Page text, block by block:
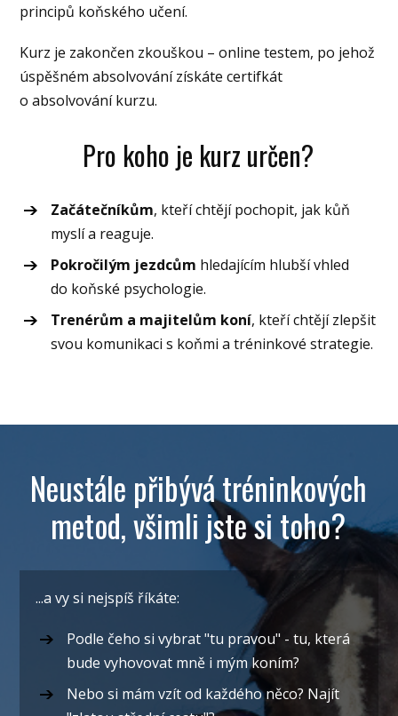
principů koňského učení.
Kurz je zakončen zkouškou – online testem, po jehož
úspěšném absolvování získáte certifkát
o absolvování kurzu.
Pro koho je kurz určen?
Začátečníkům, kteří chtějí pochopit, jak kůň
myslí a reaguje.
Pokročilým jezdcům hledajícím hlubší vhled
do koňské psychologie.
Trenérům a majitelům koní, kteří chtějí zlepšit
svou komunikaci s koňmi a tréninkové strategie.
Neustále přibývá tréninkových
metod, všimli jste si toho?
...a vy si nejspíš říkáte:
Podle čeho si vybrat "tu pravou" - tu, která
bude vyhovovat mně i mým koním?
Nebo si mám vzít od každého něco? Najít